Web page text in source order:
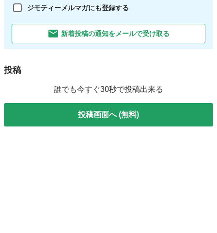
ジモティーメルマガにも登録する
新着投稿の通知をメールで受け取る
投稿
誰でも今すぐ30秒で投稿出来る
投稿画面へ (無料)